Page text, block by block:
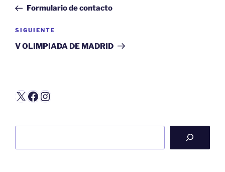
entradas
anterior:
Formulario de contacto
Siguiente
entrada
SIGUIENTE
V OLIMPIADA DE MADRID
X Facebook
Instagram